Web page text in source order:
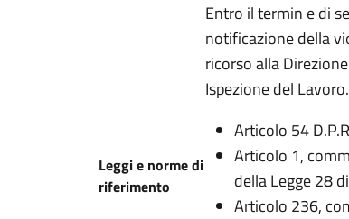
Entro il termin e di
notificazione della
ricorso alla
Ispezione del Lavoro.
Leggi e norme di
riferimento
Articolo 54
Articolo 1,
della Legge 28
Articolo 236,